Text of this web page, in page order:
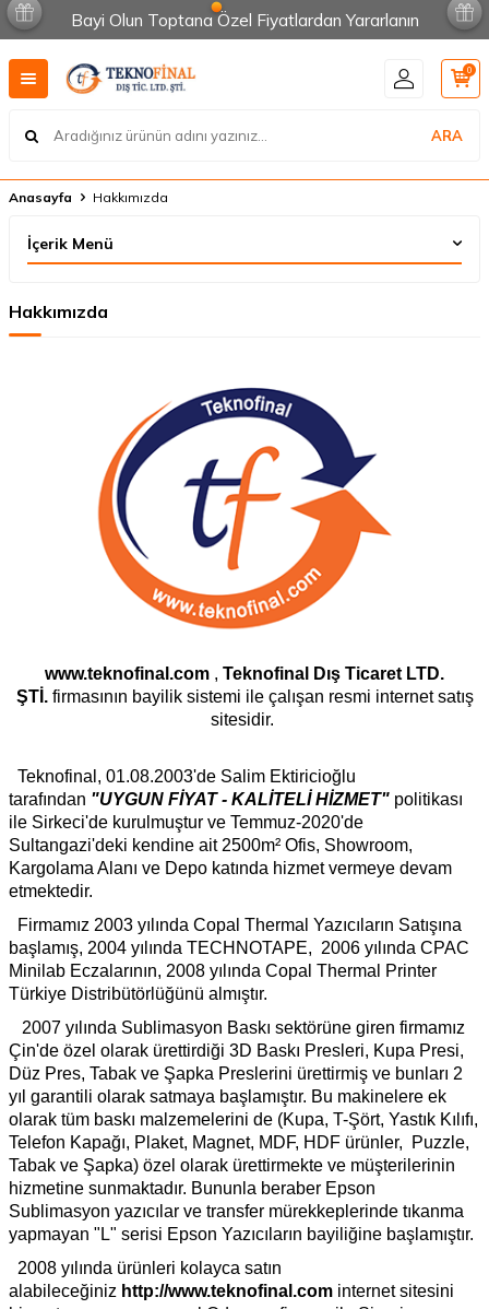
Bayi Olun Toptana Özel Fiyatlardan Yararlanın
ARA
0
Anasayfa Hakkımızda
İçerik Menü
Hakkımızda
www.teknofinal.com , Teknofinal Dış Ticaret LTD.
ŞTİ.firmasının bayilik sistemi ile çalışan resmi internet satış
sitesidir.
Teknofinal, 01.08.2003'de Salim Ektiricioğlu
tarafından "UYGUN FİYAT - KALİTELİ HİZMET" politikası
ile Sirkeci'de kurulmuştur ve Temmuz-2020'de
Sultangazi'deki kendine ait 2500m² Ofis, Showroom,
Kargolama Alanı ve Depo katında hizmet vermeye devam
etmektedir.
Firmamız 2003 yılında Copal Thermal Yazıcıların Satışına
başlamış, 2004 yılında TECHNOTAPE, 2006 yılında CPAC
Minilab Eczalarının, 2008 yılında Copal Thermal Printer
Türkiye Distribütörlüğünü almıştır.
2007 yılında Sublimasyon Baskı sektörüne giren firmamız
Çin'de özel olarak ürettirdiği 3D Baskı Presleri, Kupa Presi,
Düz Pres, Tabak ve Şapka Preslerini ürettirmiş ve bunları 2
yıl garantili olarak satmaya başlamıştır. Bu makinelere ek
olarak tüm baskı malzemelerini de (Kupa, T-Şört, Yastık Kılıfı,
Telefon Kapağı, Plaket, Magnet, MDF, HDF ürünler, Puzzle,
Tabak ve Şapka) özel olarak ürettirmekte ve müşterilerinin
hizmetine sunmaktadır. Bununla beraber Epson
Sublimasyon yazıcılar ve transfer mürekkeplerinde tıkanma
yapmayan "L" serisi Epson Yazıcıların bayiliğine başlamıştır.
2008 yılında ürünleri kolayca satın
alabileceğiniz http://www.teknofinal.com internet sitesini